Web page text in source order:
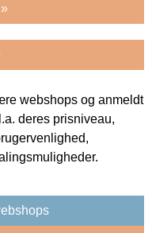
webshops og anmeldt
deres prisniveau,